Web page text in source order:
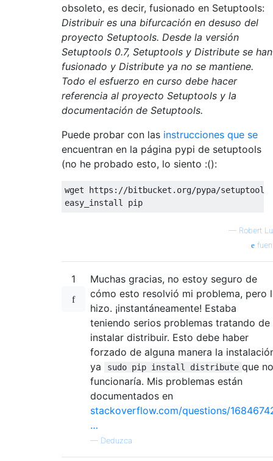
obsoleto, es decir, fusionado en Setuptools:
Distribuir es una bifurcación en desuso del
proyecto Setuptools. Desde la versión
Setuptools 0.7, Setuptools y Distribute se han
fusionado y Distribute ya no se mantiene.
Todo el esfuerzo en curso debe hacer
referencia al proyecto Setuptools y la
documentación de Setuptools.
Puede probar con las instrucciones que se
encuentran en la página pypi de setuptools
(no he probado esto, lo siento :():
wget https ://bitbucket . org/pypa/setuptools
easy_install pip
— Robert
1
Muchas gracias, no estoy seguro de
cómo esto resolvió mi problema, pero
hizo. ¡instantáneamente! Estaba
teniendo serios problemas tratando de
instalar distribuir. Esto debe haber
forzado de alguna manera la
ya
sudo pip install distribute que no
funcionaría. Mis problemas están
documentados en
stackoverflow.com/questions/
…
— Deduzca